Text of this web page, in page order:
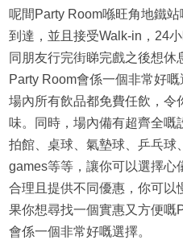
呢間Party Room喺旺角地鐵
到達，並且接受Walk-in，24
同朋友行完街睇完戲之後想
Party Room會係一個非常好嘅
場內所有飲品都免費任飲，令
味。同時，場內備有超齊全嘅
拍館、桌球、氣墊球、乒乓球
games等等，讓你可以選擇心
合理且提供不同優惠，你可以
果你想尋找一個實惠又方便嘅
會係一個非常好嘅選擇。